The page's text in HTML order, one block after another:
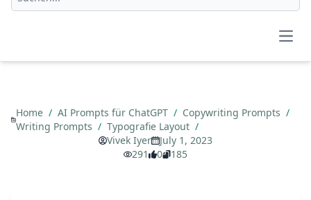
Home / AI Prompts für ChatGPT / Copywriting Prompts /
Writing Prompts / Typografie Layout /
Vivek Iyer
July 1, 2023
291
0 185